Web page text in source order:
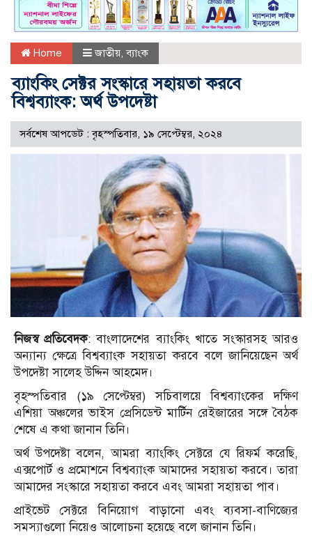
Home জাতীয় ,ব্যাংক
ব্যাংকিং সেক্টর সংস্কারে সহায়তা করবে
বিশ্বব্যাংক: অর্থ উপদেষ্টা
সর্বশেষ আপডেট : বৃহস্পতিবার, ১৯ সেপ্টেম্বর, ২০২৪
নিজস্ব প্রতিবেদক: বাংলাদেশের ব্যাংকিং খাতে সংস্কারসহ আরও
অন্যান্য ক্ষেত্রে বিশ্বব্যাংক সহায়তা করবে বলে জানিয়েছেন অর্থ
উপদেষ্টা সালেহ উদ্দিন আহমেদ।
বৃহস্পতিবার (১৯ সেপ্টেম্বর) সচিবালয়ে বিশ্বব্যাংকের দক্ষিণ
এশিয়া অঞ্চলের ভাইস প্রেসিডেন্ট মার্টিন রেইজারের সঙ্গে বৈঠক
শেষে এ কথা জানান তিনি।
অর্থ উপদেষ্টা বলেন, আমরা ব্যাংকিং সেক্টরে যে রিফর্ম করেছি,
এক্সপোর্ট ও প্রমোশনে বিশ্বব্যাংক আমাদের সহায়তা করবে। তারা
আমাদের সংস্কারে সহায়তা করবে এবং আমরা সহায়তা পাব।
প্রাইভেট সেক্টরে বিনিয়োগ বাড়ানো এবং ব্যবসা-বাণিজ্যের
সমস্যাগুলো নিয়েও আলোচনা হয়েছে বলে জানান তিনি।